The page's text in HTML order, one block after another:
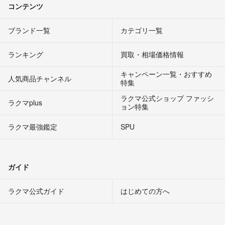
コンテンツ
ブランド一覧 カテゴリ一覧
ランキング 買取・相場価格情報
人気商品チャンネル
キャンペーン一覧・おすすめ
特集
ラクマplus
ラクマ公式ショップ ファッシ
ョン特集
ラクマ最強鑑定
SPU
ガイド
ラクマ公式ガイド はじめての方へ